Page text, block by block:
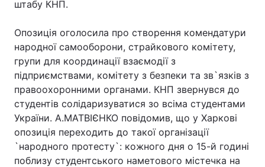
штабу КНП.
Опозиція оголосила про створення комендатури
народної самооборони, страйкового комітету,
групи для координації взаємодії з
підприємствами, комітету з безпеки та зв`язків з
правоохоронними органами. КНП звернувся до
студентів солідаризуватися зо всіма студентами
України. А.МАТВІЄНКО повідомив, що у Харкові
опозиція переходить до такої організації
`народного протесту`: кожного дня о 15-й годині
поблизу студентського наметового містечка на